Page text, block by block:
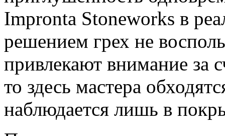
Impronta Stoneworks в
решением грех не
привлекают внимание за
то здесь мастера
наблюдается лишь в